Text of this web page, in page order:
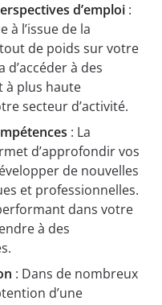
d’emploi :
à l’issue de la
de poids sur votre
d’accéder à des
à plus haute
secteur d’activité.
: La
d’approfondir vos
de nouvelles
et professionnelles.
dans votre
à des
: Dans de nombreux
d’une